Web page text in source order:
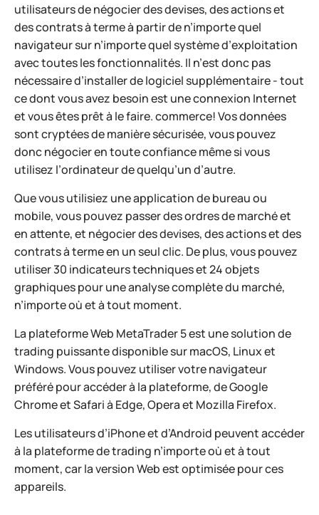
utilisateurs de négocier des devises, des actions et
des contrats à terme à partir de n’importe quel
navigateur sur n’importe quel système d’exploitation
avec toutes les fonctionnalités. Il n’est donc pas
nécessaire d’installer de logiciel supplémentaire - tout
ce dont vous avez besoin est une connexion Internet
et vous êtes prêt à le faire. commerce! Vos données
sont cryptées de manière sécurisée, vous pouvez
donc négocier en toute confiance même si vous
utilisez l’ordinateur de quelqu’un d’autre.
Que vous utilisiez une application de bureau ou
mobile, vous pouvez passer des ordres de marché et
en attente, et négocier des devises, des actions et des
contrats à terme en un seul clic. De plus, vous pouvez
utiliser 30 indicateurs techniques et 24 objets
graphiques pour une analyse complète du marché,
n’importe où et à tout moment.
La plateforme Web MetaTrader 5 est une solution de
trading puissante disponible sur macOS, Linux et
Windows. Vous pouvez utiliser votre navigateur
préféré pour accéder à la plateforme, de Google
Chrome et Safari à Edge, Opera et Mozilla Firefox.
Les utilisateurs d’iPhone et d’Android peuvent accéder
à la plateforme de trading n’importe où et à tout
moment, car la version Web est optimisée pour ces
appareils.